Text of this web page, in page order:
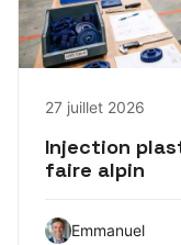
27 juillet 2026
Injection
faire alpin
Emmanuel